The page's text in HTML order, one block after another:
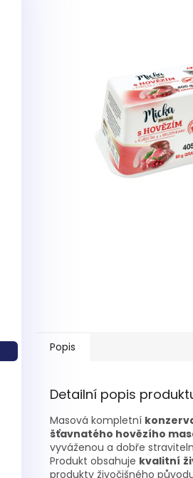
hvězdiček.
Popis
Detailní popis
Masová kompletní
šťavnatého hovězího
vyváženou a dobře
Produkt obsahuje kvalitní
produkty živočišného